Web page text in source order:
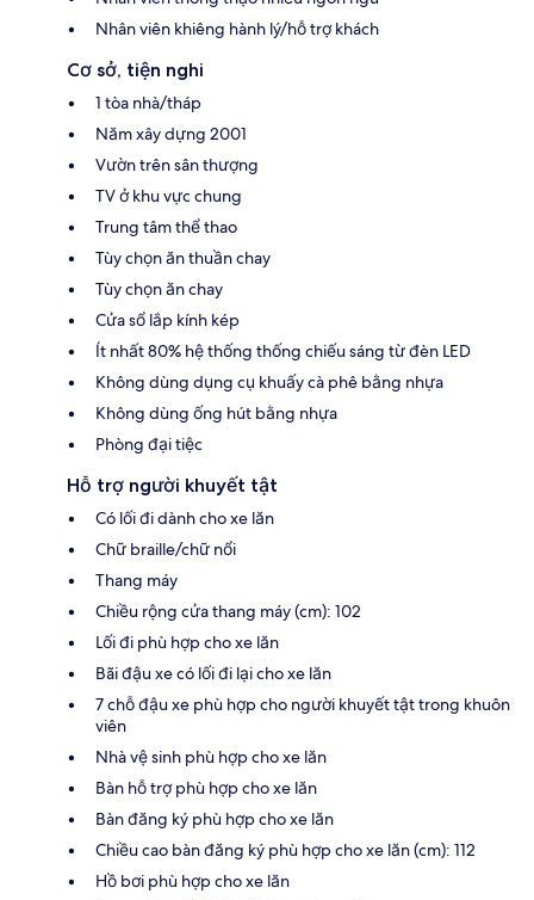
Nhân viên khiêng hành lý/hỗ trợ khách
Cơ sở, tiện nghi
1 tòa nhà/tháp
Năm xây dựng 2001
Vườn trên sân thượng
TV ở khu vực chung
Trung tâm thể thao
Tùy chọn ăn thuần chay
Tùy chọn ăn chay
Cửa sổ lắp kính kép
Ít nhất 80% hệ thống thống chiếu sáng từ đèn LED
Không dùng dụng cụ khuấy cà phê bằng nhựa
Không dùng ống hút bằng nhựa
Phòng đại tiệc
Hỗ trợ người khuyết tật
Có lối đi dành cho xe lăn
Chữ braille/chữ nổi
Thang máy
Chiều rộng cửa thang máy (cm): 102
Lối đi phù hợp cho xe lăn
Bãi đậu xe có lối đi lại cho xe lăn
7 chỗ đậu xe phù hợp cho người khuyết tật trong khuôn
viên
Nhà vệ sinh phù hợp cho xe lăn
Bàn hỗ trợ phù hợp cho xe lăn
Bàn đăng ký phù hợp cho xe lăn
Chiều cao bàn đăng ký phù hợp cho xe lăn (cm): 112
Hồ bơi phù hợp cho xe lăn